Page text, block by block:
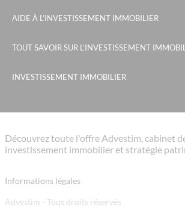
AIDE À L’INVESTISSEMENT IMMOBILIER
TOUT SAVOIR SUR L’INVESTISSEMENT
INVESTISSEMENT IMMOBILIER
Découvrez toute l'offre Advestim, cabinet
investissement immobilier et stratégie
Informations légales
Advestim - Tous droits réservés